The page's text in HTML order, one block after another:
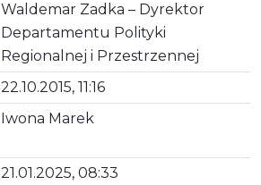
Waldemar Zadka – Dyrektor
Departamentu Polityki
Regionalnej i Przestrzennej
22.10.2015, 11:16
Iwona Marek
21.01.2025, 08:33